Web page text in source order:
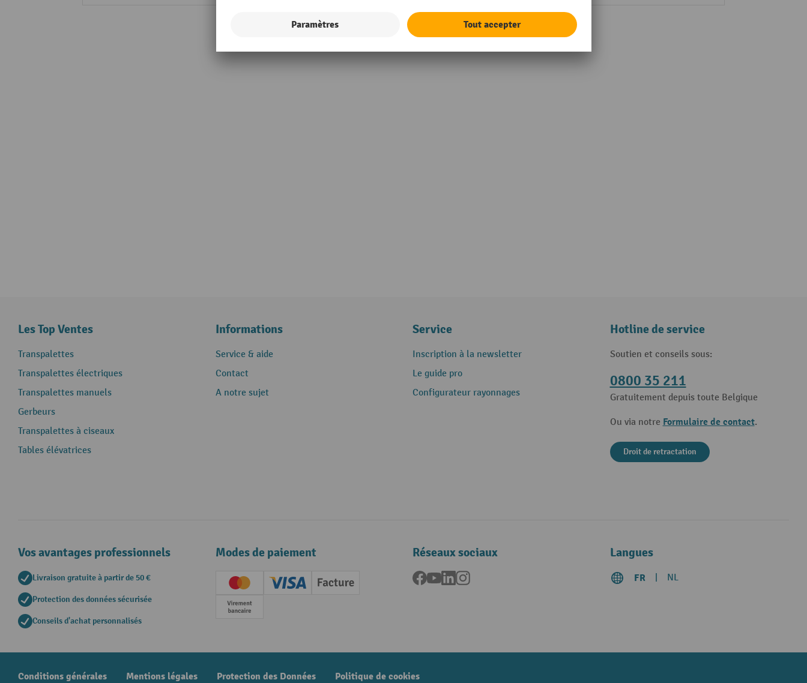
Afficher tous les détails techniques
Les Top Ventes
Transpalettes
Transpalettes électriques
Transpalettes manuels
Gerbeurs
Transpalettes à ciseaux
Tables élévatrices
Informations
Service & aide
Contact
A notre sujet
Service
Inscription à la newsletter
Le guide pro
Configurateur rayonnages
Hotline de service
Soutien et conseils sous:
0800 35 211
Gratuitement depuis toute Belgique
Ou via notre Formulaire de contact.
Droit de retractation
Vos avantages professionnels
Livraison gratuite à partir de 50 €
Protection des données sécurisée
Conseils d'achat personnalisés
Modes de paiement
Creditcard (Master)Creditcard (Visa)
Facture
Paiement anticipé
Réseaux sociaux
Facebook
YouTubeLinkedInInstagram
Langues
FR NL
Conditions générales Mentions légales Protection des Données Politique de cookies